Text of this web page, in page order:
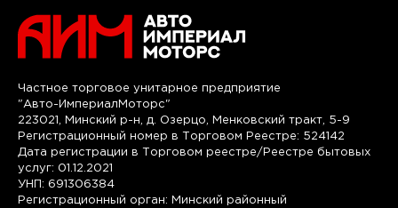
Частное торговое унитарное предприятие
"Авто-ИмпериалМоторс"
223021, Минский р-н, д. Озерцо, Менковский тракт, 5-9
Регистрационный номер в Торговом Реестре: 524142
Дата регистрации в Торговом реестре/Реестре бытовых
услуг: 01.12.2021
УНП: 691306384
Регистрационный орган: Минский районный